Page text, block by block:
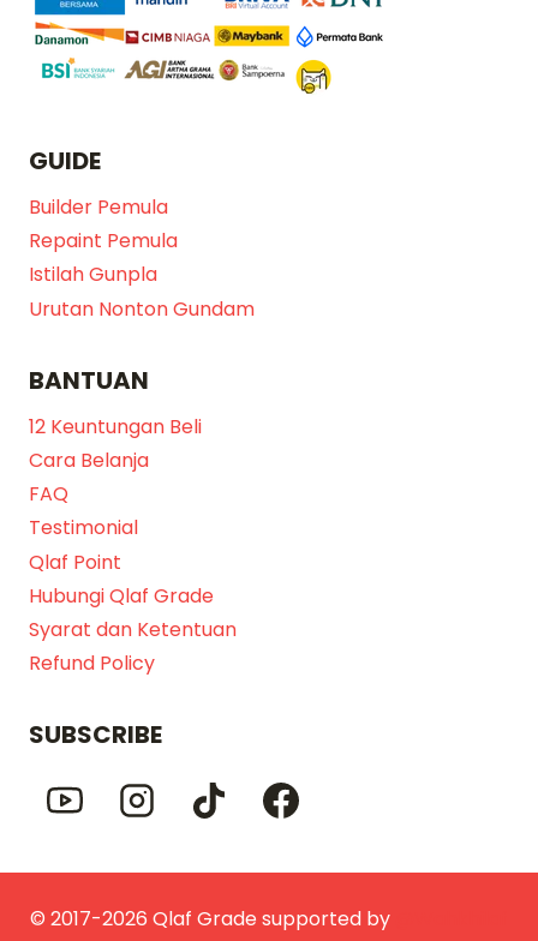
GUIDE
Builder Pemula
Repaint Pemula
Istilah Gunpla
Urutan Nonton Gundam
BANTUAN
12 Keuntungan Beli
Cara Belanja
FAQ
Testimonial
Qlaf Point
Hubungi Qlaf Grade
Syarat dan Ketentuan
Refund Policy
SUBSCRIBE
© 2017-2026 Qlaf Grade supported by